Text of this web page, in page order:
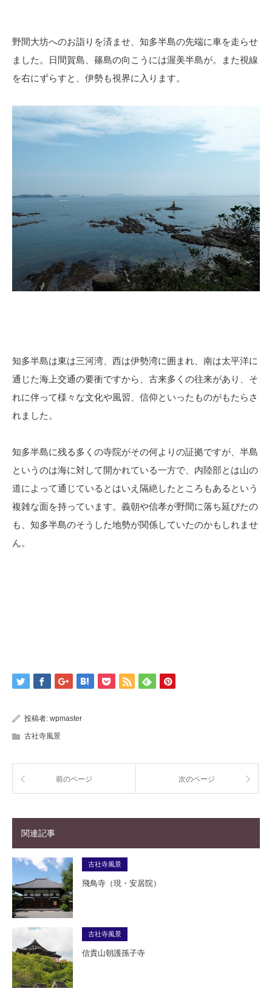
野間大坊へのお詣りを済ませ、知多半島の先端に車を走らせ
ました。日間賀島、篠島の向こうには渥美半島が。また視線
を右にずらすと、伊勢も視界に入ります。
知多半島は東は三河湾、西は伊勢湾に囲まれ、南は太平洋に
通じた海上交通の要衝ですから、古来多くの往来があり、そ
れに伴って様々な文化や風習、信仰といったものがもたらさ
れました。
知多半島に残る多くの寺院がその何よりの証拠ですが、半島
というのは海に対して開かれている一方で、内陸部とは山の
道によって通じているとはいえ隔絶したところもあるという
複雑な面を持っています。義朝や信孝が野間に落ち延びたの
も、知多半島のそうした地勢が関係していたのかもしれませ
ん。
投稿者: wpmaster
古社寺風景
前のページ 次のページ
関連記事
古社寺風景
飛鳥寺（現・安居院）
古社寺風景
信貴山朝護孫子寺